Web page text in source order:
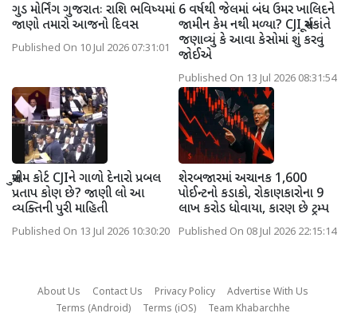
ગુડ મોર્નિંગ ગુજરાતઃ રાશિ ભવિષ્યમાં
જાણો તમારો આજનો દિવસ
Published On 10 Jul 2026 07:31:01
6 વર્ષથી જેલમાં બંધ ઉમર ખાલિદને
જામીન કેમ નથી મળ્યા? CJI સૂર્યકાંતે
જણાવ્યું કે આવા કેસોમાં શું કરવું
જોઈએ
Published On 13 Jul 2026 08:31:54
સુપ્રીમ કોર્ટ CJIને ગાળો દેનારો પ્રબલ
પ્રતાપ કોણ છે? જાણી લો આ
વ્યક્તિની પુરી માહિતી
Published On 13 Jul 2026 10:30:20
શેરબજારમાં અચાનક 1,600
પોઈન્ટનો કડાકો, રોકાણકારોના 9
લાખ કરોડ ધોવાયા, કારણ છે ટ્રમ્પ
Published On 08 Jul 2026 22:15:14
About Us Contact Us Privacy Policy
Advertise With Us
Terms (Android)
Terms (iOS) Team Khabarchhe